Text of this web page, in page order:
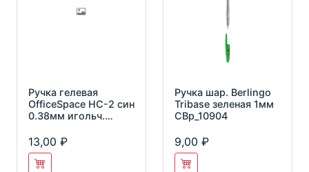
Ручка гелевая
OfficeSpace НС-2 син
0.38мм игольч.
260058
13,00
Ручка шар. Berlingo
Tribase зеленая 1мм
СВр_10904
9,00